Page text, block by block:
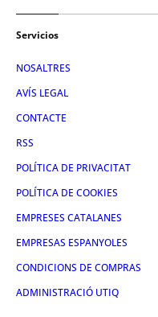
Servicios
NOSALTRES
AVÍS LEGAL
CONTACTE
RSS
POLÍTICA DE PRIVACITAT
POLÍTICA DE COOKIES
EMPRESES CATALANES
EMPRESAS ESPANYOLES
CONDICIONS DE COMPRAS
ADMINISTRACIÓ UTIQ